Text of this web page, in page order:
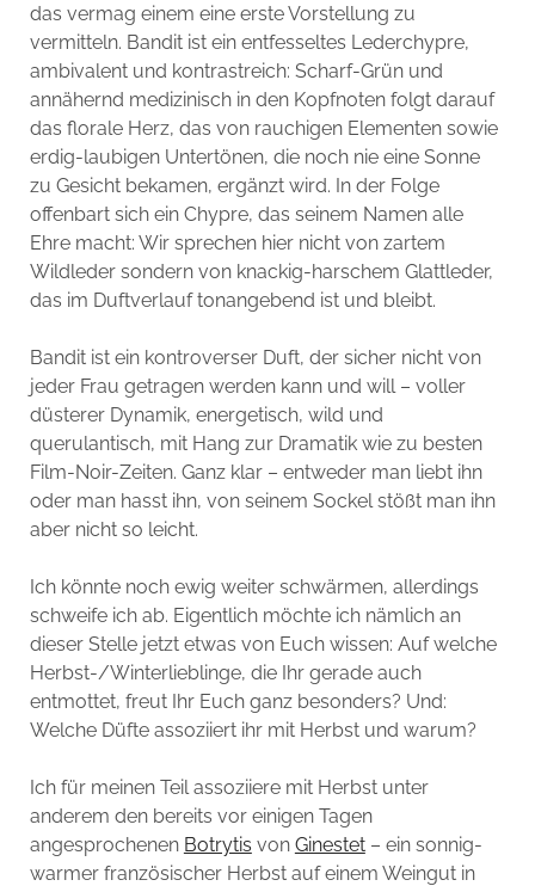
das vermag einem eine erste Vorstellung zu
vermitteln. Bandit ist ein entfesseltes Lederchypre,
ambivalent und kontrastreich: Scharf-Grün und
annähernd medizinisch in den Kopfnoten folgt darauf
das florale Herz, das von rauchigen Elementen sowie
erdig-laubigen Untertönen, die noch nie eine Sonne
zu Gesicht bekamen, ergänzt wird. In der Folge
offenbart sich ein Chypre, das seinem Namen alle
Ehre macht: Wir sprechen hier nicht von zartem
Wildleder sondern von knackig-harschem Glattleder,
das im Duftverlauf tonangebend ist und bleibt.
Bandit ist ein kontroverser Duft, der sicher nicht von
jeder Frau getragen werden kann und will – voller
düsterer Dynamik, energetisch, wild und
querulantisch, mit Hang zur Dramatik wie zu besten
Film-Noir-Zeiten. Ganz klar – entweder man liebt ihn
oder man hasst ihn, von seinem Sockel stößt man ihn
aber nicht so leicht.
Ich könnte noch ewig weiter schwärmen, allerdings
schweife ich ab. Eigentlich möchte ich nämlich an
dieser Stelle jetzt etwas von Euch wissen: Auf welche
Herbst-/Winterlieblinge, die Ihr gerade auch
entmottet, freut Ihr Euch ganz besonders? Und:
Welche Düfte assoziiert ihr mit Herbst und warum?
Ich für meinen Teil assoziiere mit Herbst unter
anderem den bereits vor einigen Tagen
angesprochenen Botrytis von Ginestet– ein sonnig-
warmer französischer Herbst auf einem Weingut in